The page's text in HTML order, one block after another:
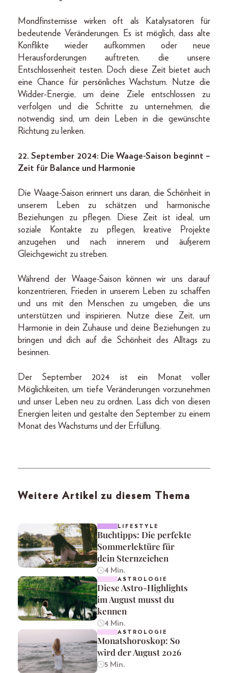
Mondfinsternisse wirken oft als Katalysatoren für
bedeutende Veränderungen. Es ist möglich, dass alte
Konflikte wieder aufkommen oder neue
Herausforderungen auftreten, die unsere
Entschlossenheit testen. Doch diese Zeit bietet auch
eine Chance für persönliches Wachstum. Nutze die
Widder-Energie, um deine Ziele entschlossen zu
verfolgen und die Schritte zu unternehmen, die
notwendig sind, um dein Leben in die gewünschte
Richtung zu lenken.
22. September 2024: Die Waage-Saison beginnt –
Zeit für Balance und Harmonie
Die Waage-Saison erinnert uns daran, die Schönheit in
unserem Leben zu schätzen und harmonische
Beziehungen zu pflegen. Diese Zeit ist ideal, um
soziale Kontakte zu pflegen, kreative Projekte
anzugehen und nach innerem und äußerem
Gleichgewicht zu streben.
Während der Waage-Saison können wir uns darauf
konzentrieren, Frieden in unserem Leben zu schaffen
und uns mit den Menschen zu umgeben, die uns
unterstützen und inspirieren. Nutze diese Zeit, um
Harmonie in dein Zuhause und deine Beziehungen zu
bringen und dich auf die Schönheit des Alltags zu
besinnen.
Der September 2024 ist ein Monat voller
Möglichkeiten, um tiefe Veränderungen vorzunehmen
und unser Leben neu zu ordnen. Lass dich von diesen
Energien leiten und gestalte den September zu einem
Monat des Wachstums und der Erfüllung.
Weitere Artikel zu diesem Thema
LIFESTYLE
Buchtipps: Die perfekte
Sommerlektüre für
dein Sternzeichen
4 Min.
ASTROLOGIE
Diese Astro-Highlights
im August musst du
kennen
4 Min.
ASTROLOGIE
Monatshoroskop: So
wird der August 2026
5 Min.